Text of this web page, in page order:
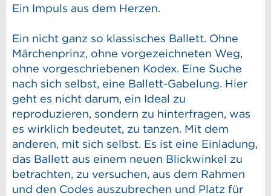
Ein Impuls aus dem Herzen.
Ein nicht ganz so klassisches Ballett. Ohne
Märchenprinz, ohne vorgezeichneten Weg,
ohne vorgeschriebenen Kodex. Eine Suche
nach sich selbst, eine Ballett-Gabelung. Hier
geht es nicht darum, ein Ideal zu
reproduzieren, sondern zu hinterfragen, was
es wirklich bedeutet, zu tanzen. Mit dem
anderen, mit sich selbst. Es ist eine Einladung,
das Ballett aus einem neuen Blickwinkel zu
betrachten, zu versuchen, aus dem Rahmen
und den Codes auszubrechen und Platz für